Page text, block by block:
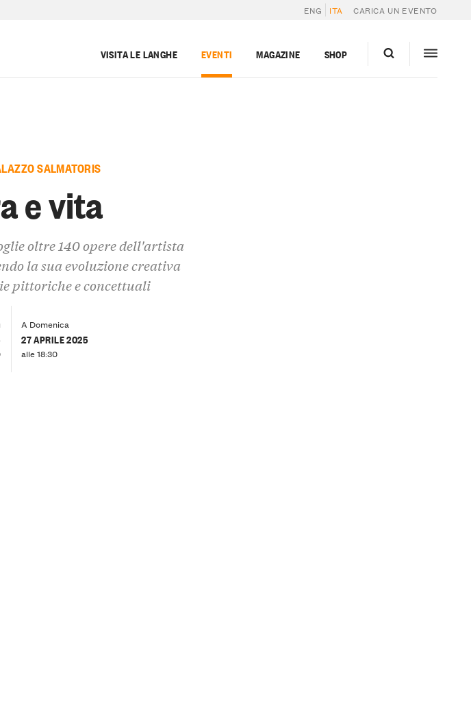
ENG ITA CARICA UN EVENTO
VISITA LE LANGHE EVENTI MAGAZINE SHOP
SALMATORIS
e vita
oltre 140 opere dell'artista
la sua evoluzione creativa
pittoriche e concettuali
A Domenica
27 APRILE 2025
alle 18:30